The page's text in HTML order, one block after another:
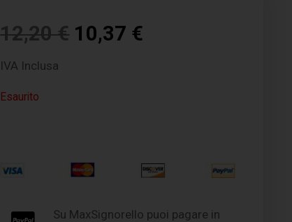
12,20€ 10,37 €
IVA Inclusa
Esaurito
Su MaxSignorello puoi pagare in